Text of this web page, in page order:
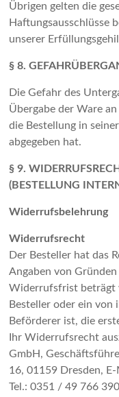
Übrigen gelten die
Haftungsausschlüsse
unserer
§ 8.
Die Gefahr des
Übergabe der Ware
die Bestellung in
abgegeben hat.
§ 9.
(BESTELLUNG
Widerrufsbelehrung
Widerrufsrecht
Der Besteller hat das
Angaben von
Widerrufsfrist beträgt
Besteller oder ein
Beförderer ist, die
Ihr Widerrufsrecht
GmbH,
16, 01159 Dresden,
Tel.: 0351 / 49 766